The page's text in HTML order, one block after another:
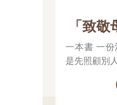
「致
一本書 一
是先照顧別